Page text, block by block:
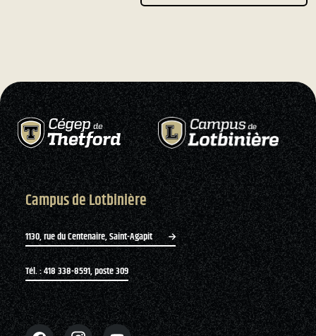
Campus de Lotbinière
1130, rue du Centenaire, Saint-Agapit
Tél. : 418 338-8591, poste 309